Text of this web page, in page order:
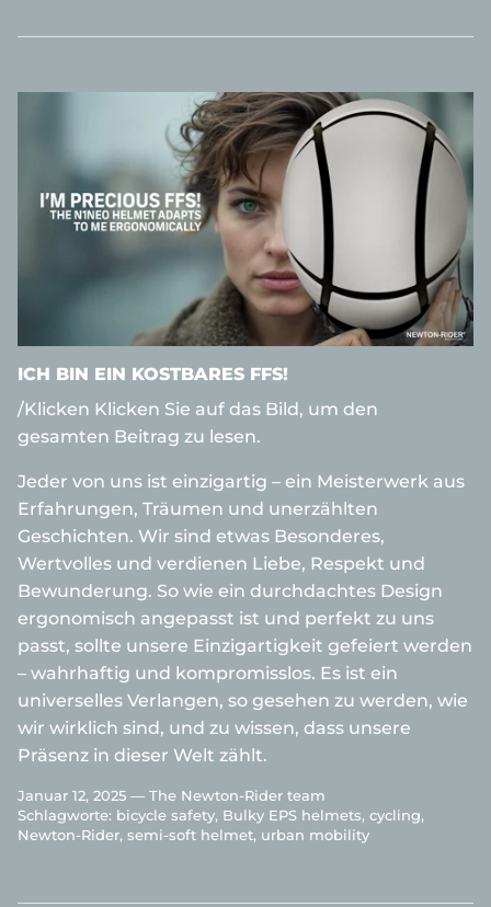
ICH BIN EIN KOSTBARES FFS!
/Klicken Klicken Sie auf das Bild, um den
gesamten Beitrag zu lesen.
Jeder von uns ist einzigartig – ein Meisterwerk aus
Erfahrungen, Träumen und unerzählten
Geschichten. Wir sind etwas Besonderes,
Wertvolles und verdienen Liebe, Respekt und
Bewunderung. So wie ein durchdachtes Design
ergonomisch angepasst ist und perfekt zu uns
passt, sollte unsere Einzigartigkeit gefeiert werden
– wahrhaftig und kompromisslos. Es ist ein
universelles Verlangen, so gesehen zu werden, wie
wir wirklich sind, und zu wissen, dass unsere
Präsenz in dieser Welt zählt.
Januar 12, 2025 — The Newton-Rider team
Schlagworte: bicycle safety Bulky EPS helmets cycling
Newton-Rider semi-soft helmet urban mobility